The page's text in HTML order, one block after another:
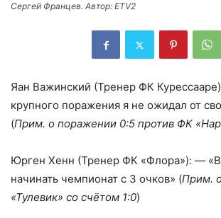
Сергей Францев. Автор: ETV2
Яан Важинский (Тренер ФК
крупного поражения я не ожидал от
(Прим. о поражении 0:5 против ФК
Юрген Хенн (Тренер ФК «Флора»): —
начинать чемпионат с 3 очков» (Прим.
«Тулевик» со счётом 1:0)